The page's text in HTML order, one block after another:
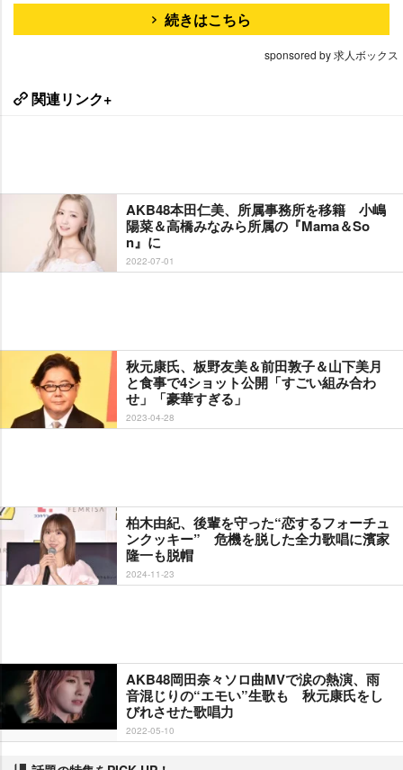
続きはこちら
sponsored by 求人ボックス
関連リンク+
AKB48本田仁美、所属事務所を移籍 小嶋
陽菜＆高橋みなみら所属の『Mama＆So
n』に
2022-07-01
秋元康氏、板野友美＆前田敦子＆山下美月
と食事で4ショット公開「すごい組み合わ
せ」「豪華すぎる」
2023-04-28
柏木由紀、後輩を守った“恋するフォーチュ
ンクッキー” 危機を脱した全力歌唱に濱家
隆一も脱帽
2024-11-23
AKB48岡田奈々ソロ曲MVで涙の熱演、雨
音混じりの“エモい”生歌も 秋元康氏をし
びれさせた歌唱力
2022-05-10